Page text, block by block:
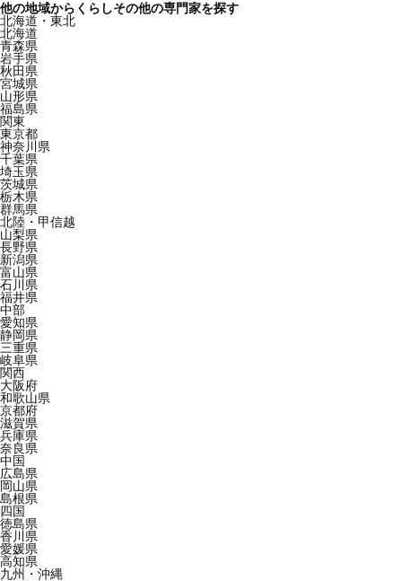
他の地域からくらしその他の専門家を探す
北海道・東北
北海道
青森県
岩手県
秋田県
宮城県
山形県
福島県
関東
東京都
神奈川県
千葉県
埼玉県
茨城県
栃木県
群馬県
北陸・甲信越
山梨県
長野県
新潟県
富山県
石川県
福井県
中部
愛知県
静岡県
三重県
岐阜県
関西
大阪府
和歌山県
京都府
滋賀県
兵庫県
奈良県
中国
広島県
岡山県
島根県
四国
徳島県
香川県
愛媛県
高知県
九州・沖縄